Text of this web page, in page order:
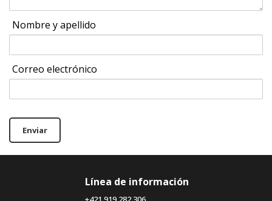
Nombre y apellido
Correo electrónico
Enviar
Línea de información